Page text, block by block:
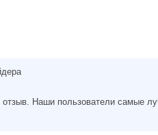
Наши пользователи самые